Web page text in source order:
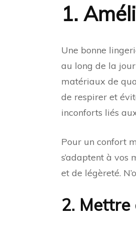
1.
Une bonne
au long de la
matériaux de
de respirer et
inconforts liés
Pour un confort
s’adaptent à
et de légèreté.
2. Mettre